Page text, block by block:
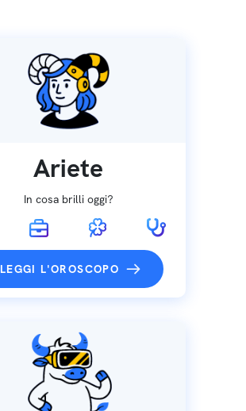
Ariete
In cosa brilli oggi?
LEGGI L'OROSCOPO